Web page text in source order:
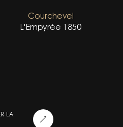
LA
Courchevel
L'Empyrée 1850